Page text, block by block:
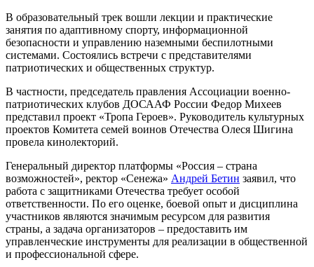
В образовательный трек вошли лекции и практические
занятия по адаптивному спорту, информационной
безопасности и управлению наземными беспилотными
системами. Состоялись встречи с представителями
патриотических и общественных структур.
В частности, председатель правления Ассоциации военно-
патриотических клубов ДОСААФ России Федор Михеев
представил проект «Тропа Героев». Руководитель культурных
проектов Комитета семей воинов Отечества Олеся Шигина
провела кинолекторий.
Генеральный директор платформы «Россия – страна
возможностей», ректор «Сенежа» Андрей Бетин заявил, что
работа с защитниками Отечества требует особой
ответственности. По его оценке, боевой опыт и дисциплина
участников являются значимым ресурсом для развития
страны, а задача организаторов – предоставить им
управленческие инструменты для реализации в общественной
и профессиональной сфере.